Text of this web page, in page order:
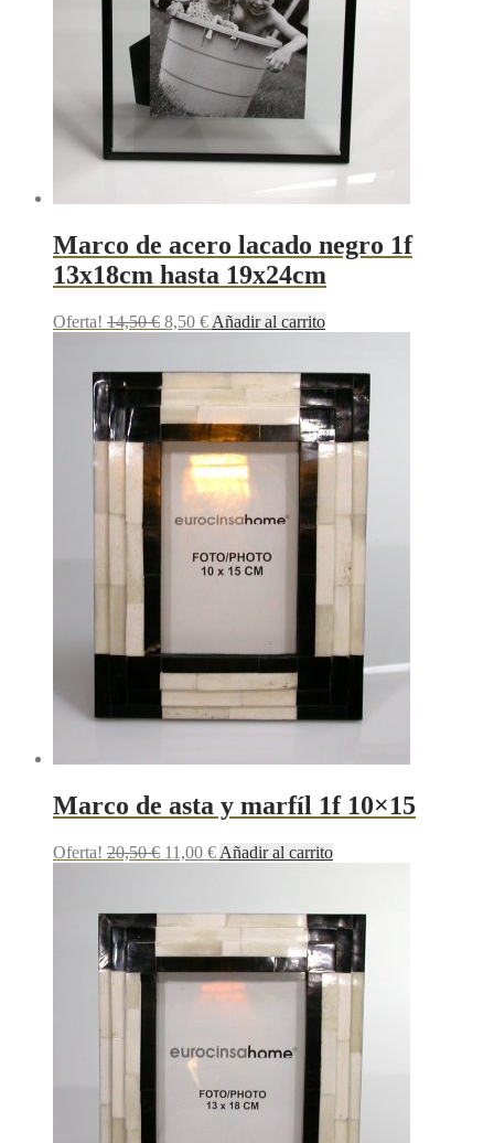
Marco de acero lacado negro 1f
13x18cm hasta 19x24cm
Oferta! 14,50€ 8,50 € Añadir al carrito
Marco de asta y marfíl 1f 10×15
Oferta! 20,50€ 11,00 € Añadir al carrito